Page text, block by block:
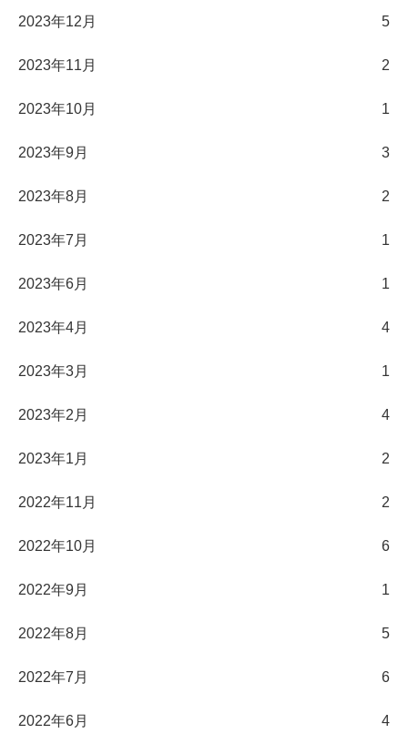
2023年12月 5
2023年11月 2
2023年10月 1
2023年9月 3
2023年8月 2
2023年7月 1
2023年6月 1
2023年4月 4
2023年3月 1
2023年2月 4
2023年1月 2
2022年11月 2
2022年10月 6
2022年9月 1
2022年8月 5
2022年7月 6
2022年6月 4